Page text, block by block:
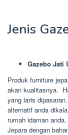
Jenis
Gazebo Jati
Produk furniture
akan kualitasnya.
yang laris
alternatif anda
rumah idaman
Jepara dengan